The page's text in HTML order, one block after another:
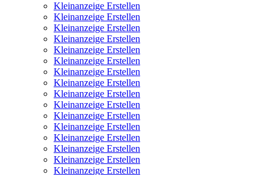
Kleinanzeige Erstellen
Kleinanzeige Erstellen
Kleinanzeige Erstellen
Kleinanzeige Erstellen
Kleinanzeige Erstellen
Kleinanzeige Erstellen
Kleinanzeige Erstellen
Kleinanzeige Erstellen
Kleinanzeige Erstellen
Kleinanzeige Erstellen
Kleinanzeige Erstellen
Kleinanzeige Erstellen
Kleinanzeige Erstellen
Kleinanzeige Erstellen
Kleinanzeige Erstellen
Kleinanzeige Erstellen